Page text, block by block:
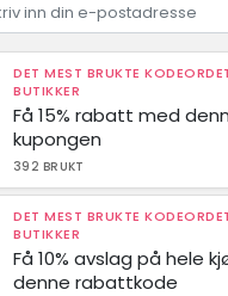
DET MEST BRUKTE
BUTIKKER
Få 15% rabatt med
kupongen
392 BRUKT
DET MEST BRUKTE
BUTIKKER
Få 10% avslag på hele
denne rabattkode